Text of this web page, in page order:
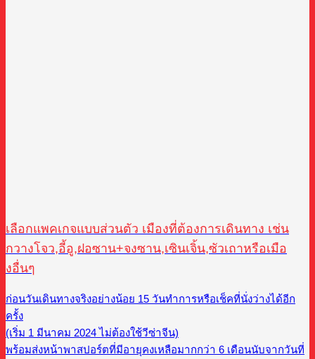
เลือกแพคเกจแบบส่วนตัว เมืองที่ต้องการเดินทาง เช่น
กวางโจว,อี้อู,ฝอซาน+จงซาน,เซินเจิ้น,ซัวเถาหรือเมือ
งอื่นๆ
ก่อนวันเดินทางจริงอย่างน้อย 15 วันทำการหรือเช็คที่นั่งว่างได้อีก
ครั้ง
(เริ่ม 1 มีนาคม 2024 ไม่ต้องใช้วีซ่าจีน)
พร้อมส่งหน้าพาสปอร์ตที่มีอายุคงเหลือมากกว่า 6 เดือนนับจากวันที่